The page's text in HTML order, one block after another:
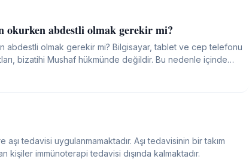
okurken abdestli olmak gerekir mi?
olmak gerekir mi? Bilgisayar, tablet ve cep telefonu
hükmünde değildir. Bu nedenle içinde
tedavisi uygulanmamaktadır. Aşı tedavisinin bir takım
immünoterapi tedavisi dışında kalmaktadır.